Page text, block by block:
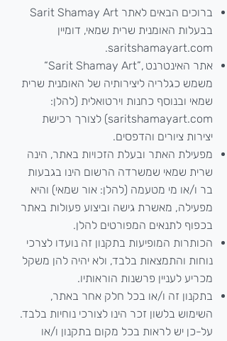
ברוכים הבאים לאתר Sarit Shamay Art
בבעלות האומנית שרית שמאי, דומיין
saritshamayart.com.
אתר האינטרנט ,”Sarit Shamay Art“
משמש כגלריה ליצירותיה של האומנית שרית
שמאי ובנוסף כחנות וירטואלית (להלן:
saritshamayart.com) לצורך רכישת
יצירות ציורים והדפסים.
מפעילת האתר ובעלת הזכויות באתר, הינה
שרית שמאי שמשרדה הרשום הינו בגבעות
בר ו/או מי מטעמה (להלן: אור שמאי) והיא
מפעילה, מאשרת גישה וביצוע פעולות באתר
בכפוף לתנאים המפורטים להלן.
הכותרות המופיעות בתקנון זה נועדו לצרכי
נוחות והתמצאות בלבד, ולא יהיה להן משקל
מכריע לעניין פרשנות הוראותיו.
בתקנון זה ו/או בכל חלק אחר באתר,
השימוש בלשון זכר הינו לצורכי נוחיות בלבד.
על-כן יש לראות בכל מקום בתקנון ו/או